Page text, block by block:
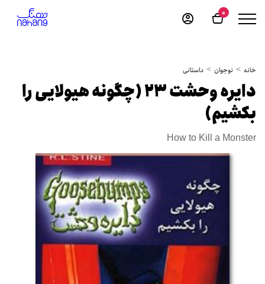
0
خانه نوجوان داستانی
دایره وحشت 23 (چگونه هیولایی را
بکشیم)
How to Kill a Monster